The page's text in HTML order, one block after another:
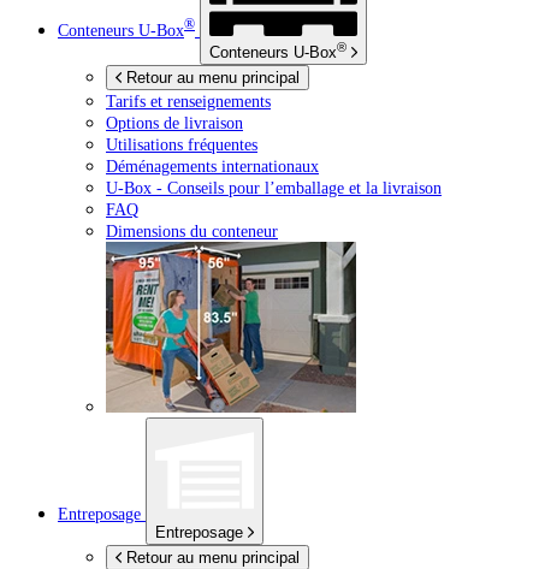
Conteneurs U-Box®
Conteneurs U-Box®
Retour au menu principal
Tarifs et renseignements
Options de livraison
Utilisations fréquentes
Déménagements internationaux
U-Box - Conseils pour l’emballage et la livraison
FAQ
Dimensions du conteneur
Entreposage
Entreposage
Retour au menu principal